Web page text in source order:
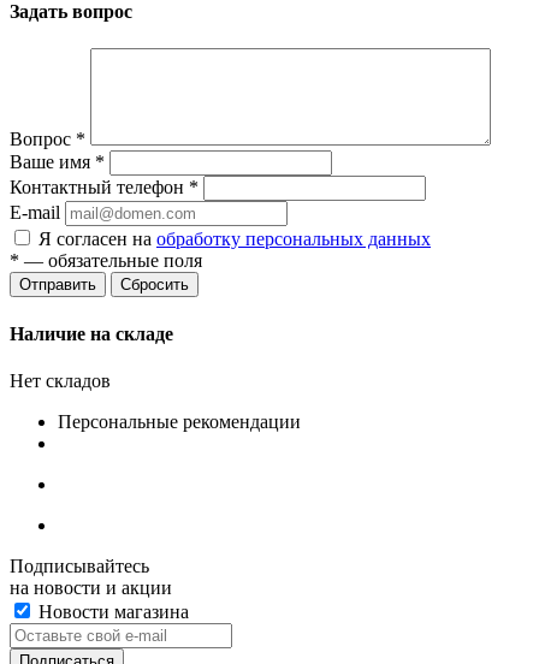
Задать вопрос
Вопрос *
Ваше имя *
Контактный телефон *
E-mail
Я согласен на обработку персональных данных
* — обязательные поля
Сбросить
Наличие на складе
Нет складов
Персональные рекомендации
Подписывайтесь
на новости и акции
Новости магазина